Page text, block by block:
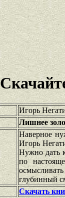
Игорь
Лишнее
Наверное
Игорь
Нужно дать
по
глубинный
Скачать